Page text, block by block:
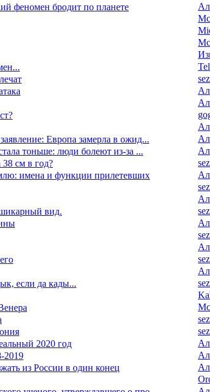
феномен бродит по планете
Европа замерла в ожид...
тоньше: люди болеют из-за ...
см в год?
имена и функции прилетевших
вид.
если да кады...
2020 год
2019
из России в один конец